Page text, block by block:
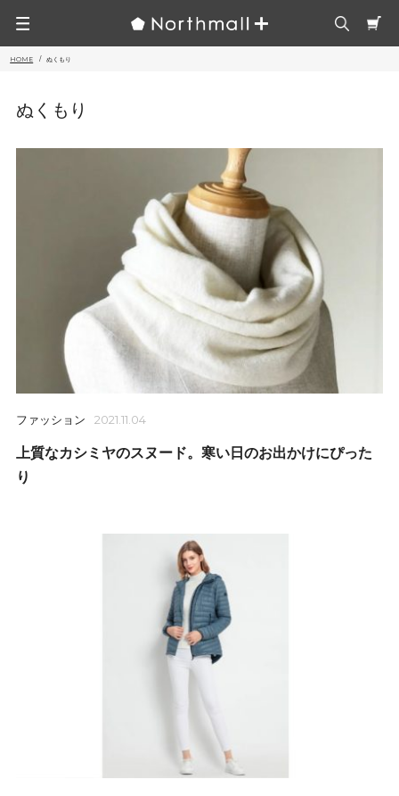
HOME ぬくもり
ぬくもり
ファッション 2021.11.04
上質なカシミヤのスヌード。寒い日のお出かけにぴった
り